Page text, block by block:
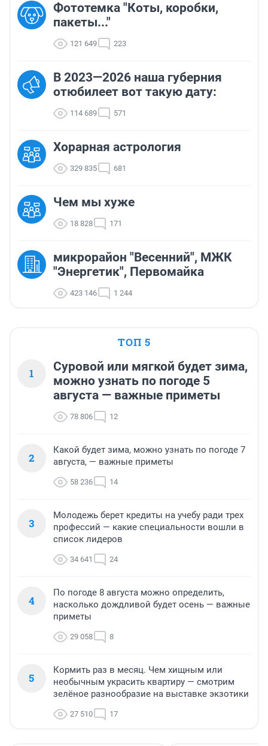
Фототемка "Коты, коробки,
пакеты..."
121 649 223
В 2023—2026 наша губерния
отюбилеет вот такую дату:
114 689 571
Хорарная астрология
329 835 681
Чем мы хуже
18 828 171
микрорайон "Весенний", МЖК
"Энергетик", Первомайка
423 146 1 244
ТОП 5
1
Суровой или мягкой будет зима,
можно узнать по погоде 5
августа — важные приметы
78 806 12
2
Какой будет зима, можно узнать по погоде 7
августа, — важные приметы
58 236 14
3
Молодежь берет кредиты на учебу ради трех
профессий — какие специальности вошли в
список лидеров
34 641 24
4
По погоде 8 августа можно определить,
насколько дождливой будет осень — важные
приметы
29 058 8
5
Кормить раз в месяц. Чем хищным или
необычным украсить квартиру — смотрим
зелёное разнообразие на выставке экзотики
27 510 17